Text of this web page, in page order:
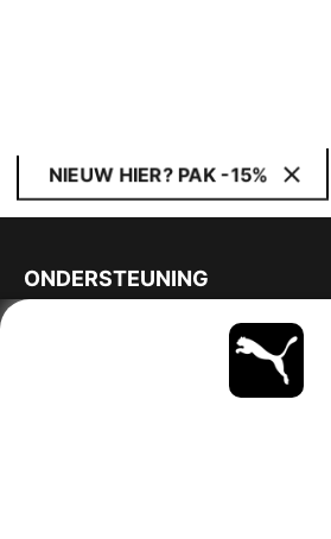
NIEUW HIER? PAK -15%
ONDERSTEUNING